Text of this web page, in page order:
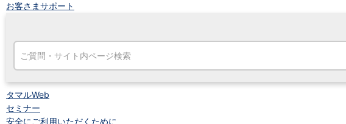
お客さまサポート
タマルWeb
セミナー
安全にご利用いただくために